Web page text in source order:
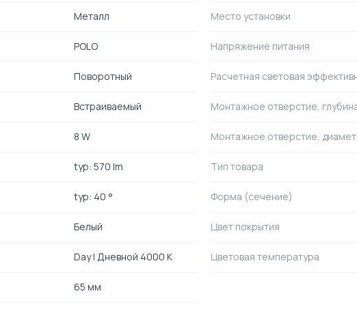
Металл Место установки
POLO Напряжение питания
Поворотный Расчетная световая
Встраиваемый Монтажное отверстие,
8 W Монтажное отверстие,
typ: 570 lm Тип товара
typ: 40 ° Форма (сечение)
Белый Цвет покрытия
Day | Дневной 4000 K Цветовая температура
65 мм